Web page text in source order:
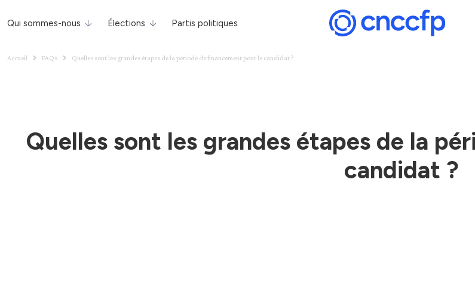
Qui sommes-nous Élections Partis politiques
Accueil FAQs Quelles sont les grandes étapes de la période de financement pour le candidat ?
Quelles sont les grandes étapes de la
candidat ?